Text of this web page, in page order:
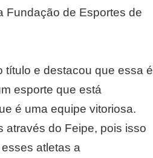
Fundação de Esportes de
título e destacou que essa é
esporte que está
é uma equipe vitoriosa.
através do Feipe, pois isso
atletas a